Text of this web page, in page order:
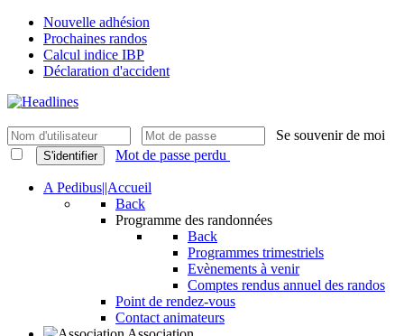
Nouvelle adhésion
Prochaines randos
Calcul indice IBP
Déclaration d'accident
Se souvenir de moi
S'identifier Mot de passe perdu
A Pedibus||Accueil
Back
Programme des randonnées
Back
Programmes trimestriels
Evènements à venir
Comptes rendus annuel des randos
Point de rendez-vous
Contact animateurs